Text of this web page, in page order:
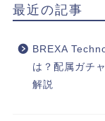
最近の記事
BREXA
は？配属ガチ
解説